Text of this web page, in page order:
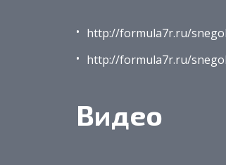
http://formula7r.ru/
http://formula7r.ru/
Видео